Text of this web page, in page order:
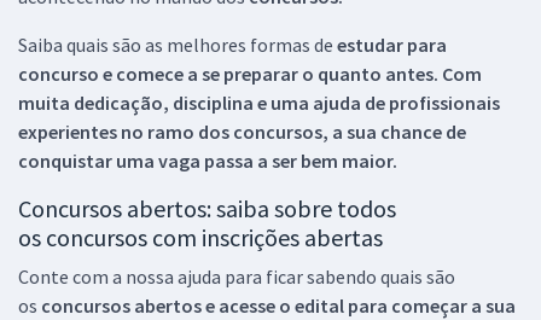
Saiba quais são as melhores formas de estudar para
concurso e comece a se preparar o quanto antes. Com
muita dedicação, disciplina e uma ajuda de profissionais
experientes no ramo dos concursos, a sua chance de
conquistar uma vaga passa a ser bem maior.
Concursos abertos: saiba sobre todos
os concursos com inscrições abertas
Conte com a nossa ajuda para ficar sabendo quais são
os concursos abertos e acesse o edital para começar a sua